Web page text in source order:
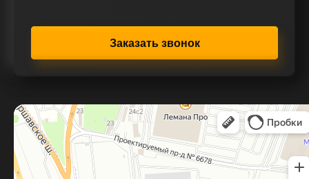
Заказать звонок